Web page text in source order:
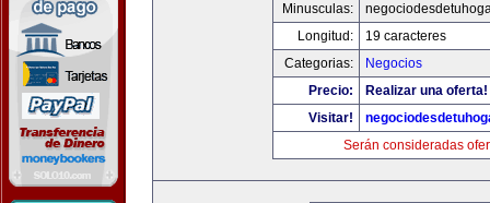
Minusculas:
Longitud:
19 caracteres
Categorias:
Negocios
Precio:
Realizar una oferta!
Visitar!
Serán consideradas